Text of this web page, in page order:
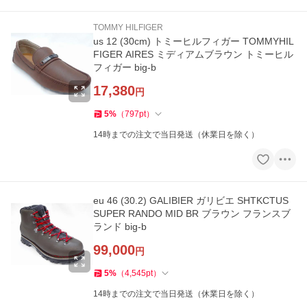
TOMMY HILFIGER
us 12 (30cm) トミーヒルフィガー TOMMYHIL
FIGER AIRES ミディアムブラウン トミーヒル
フィガー big-b
17,380円
5% （797pt）
14時までの注文で当日発送（休業日を除く）
eu 46 (30.2) GALIBIER ガリビエ SHTKCTUS
SUPER RANDO MID BR ブラウン フランスブ
ランド big-b
99,000円
5% （4,545pt）
14時までの注文で当日発送（休業日を除く）